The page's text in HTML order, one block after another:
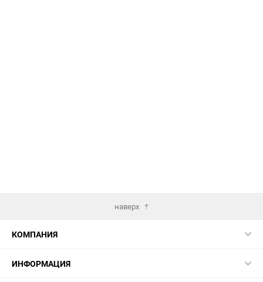
наверх
КОМПАНИЯ
ИНФОРМАЦИЯ